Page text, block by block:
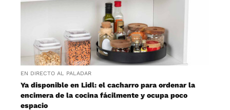
EN DIRECTO AL PALADAR
Ya disponible en Lidl: el cacharro para ordenar la
encimera de la cocina fácilmente y ocupa poco
espacio